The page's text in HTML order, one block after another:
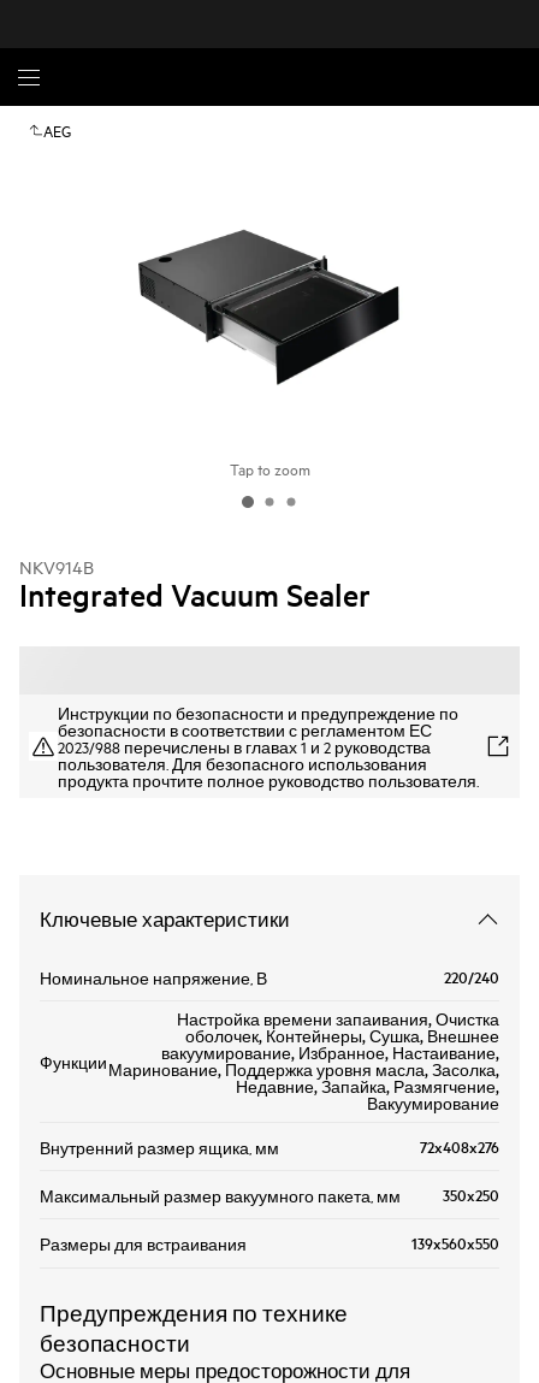
AEG
Tap to zoom
NKV914B
Integrated Vacuum Sealer
Инструкции по безопасности и предупреждение по
безопасности в соответствии с регламентом ЕС
2023/988 перечислены в главах 1 и 2 руководства
пользователя. Для безопасного использования
продукта прочтите полное руководство пользователя.
Ключевые характеристики
Номинальное напряжение, В 220/240
Функции
Настройка времени запаивания, Очистка
оболочек, Контейнеры, Сушка, Внешнее
вакуумирование, Избранное, Настаивание,
Маринование, Поддержка уровня масла, Засолка,
Недавние, Запайка, Размягчение,
Вакуумирование
Внутренний размер ящика, мм 72x408x276
Максимальный размер вакуумного пакета, мм 350x250
Размеры для встраивания 139x560x550
Предупреждения по технике
безопасности
Основные меры предосторожности для